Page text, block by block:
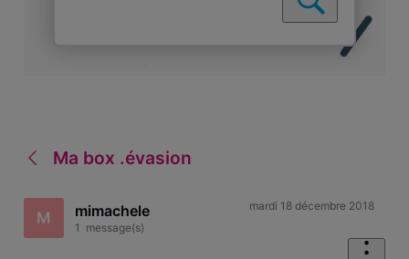
Ma box .évasion
M mimachele
1 message(s)
mardi 18 décembre 2018